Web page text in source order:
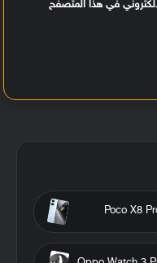
في هذا المتصفح
Poco X8